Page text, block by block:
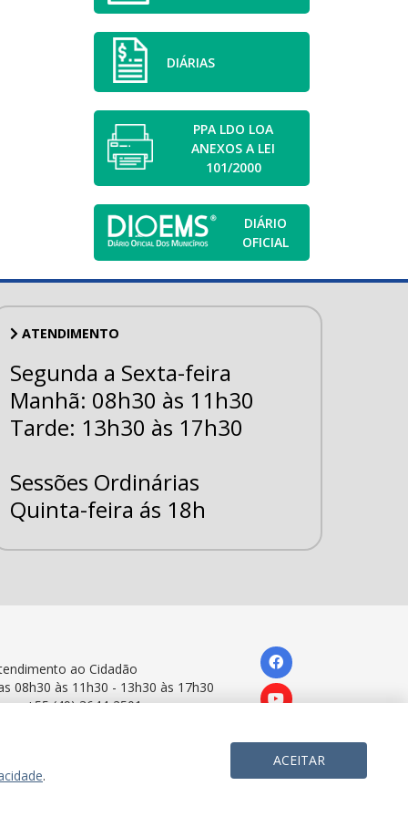
DIÁRIAS
PPA LDO LOA
ANEXOS A LEI
101/2000
DIÁRIO
OFICIAL
ATENDIMENTO
Segunda a Sexta-feira
Manhã: 08h30 às 11h30
Tarde: 13h30 às 17h30
Sessões Ordinárias
Quinta-feira ás 18h
ao Cidadão
08h30 às 11h30 - 13h30 às 17h30
+55 (49) 3644-2501
.
ACEITAR